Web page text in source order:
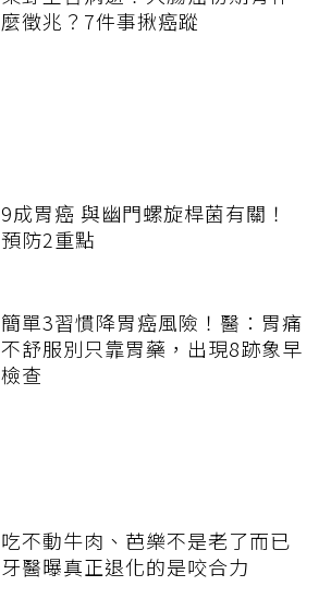
麼徵兆？7件事揪癌蹤
9成胃癌 與幽門螺旋桿菌有關！
預防2重點
簡單3習慣降胃癌風險！醫：胃痛
不舒服別只靠胃藥，出現8跡象早
檢查
吃不動牛肉、芭樂不是老了而已
牙醫曝真正退化的是咬合力